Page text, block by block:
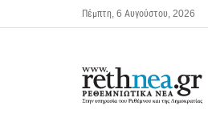
Πέμπτη, 6 Αυγούστου, 2026